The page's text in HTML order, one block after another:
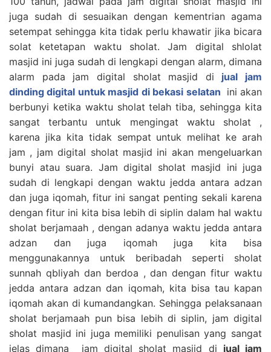
juga sudah di sesuaikan dengan kementrian agama
setempat sehingga kita tidak perlu khawatir jika bicara
solat ketetapan waktu sholat. Jam digital shlolat
masjid ini juga sudah di lengkapi dengan alarm, dimana
alarm pada jam digital sholat masjid di jual jam
dinding digital untuk masjid di bekasi selatan ini akan
berbunyi ketika waktu sholat telah tiba, sehingga kita
sangat terbantu untuk mengingat waktu sholat ,
karena jika kita tidak sempat untuk melihat ke arah
jam , jam digital sholat masjid ini akan mengeluarkan
bunyi atau suara. Jam digital sholat masjid ini juga
sudah di lengkapi dengan waktu jedda antara adzan
dan juga iqomah, fitur ini sangat penting sekali karena
dengan fitur ini kita bisa lebih di siplin dalam hal waktu
sholat berjamaah , dengan adanya waktu jedda antara
adzan dan juga iqomah juga kita bisa
menggunakannya untuk beribadah seperti sholat
sunnah qbliyah dan berdoa , dan dengan fitur waktu
jedda antara adzan dan iqomah, kita bisa tau kapan
iqomah akan di kumandangkan. Sehingga pelaksanaan
sholat berjamaah pun bisa lebih di siplin, jam digital
sholat masjid ini juga memiliki penulisan yang sangat
jelas dimana jam digital sholat masjid di jual jam